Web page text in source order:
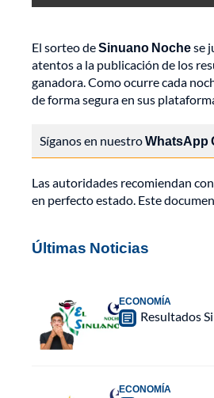
El sorteo deSinuano Nochese
atentos a la publicación de los
ganadora. Como ocurre cada
de forma segura en sus
Síganos en nuestroWhatsApp
Las autoridades recomiendan
en perfecto estado. Este
Últimas Noticias
ECONOMÍA
Resultados
ECONOMÍA